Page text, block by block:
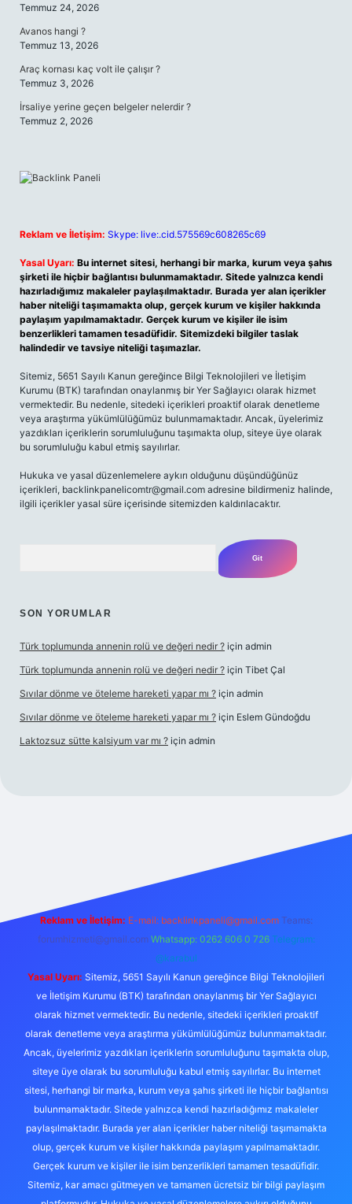
Temmuz 24, 2026
Avanos hangi ?
Temmuz 13, 2026
Araç kornası kaç volt ile çalışır ?
Temmuz 3, 2026
İrsaliye yerine geçen belgeler nelerdir ?
Temmuz 2, 2026
Reklam ve İletişim: Skype: live:.cid.575569c608265c69
Yasal Uyarı: Bu internet sitesi, herhangi bir marka, kurum veya şahıs
şirketi ile hiçbir bağlantısı bulunmamaktadır. Sitede yalnızca kendi
hazırladığımız makaleler paylaşılmaktadır. Burada yer alan içerikler
haber niteliği taşımamakta olup, gerçek kurum ve kişiler hakkında
paylaşım yapılmamaktadır. Gerçek kurum ve kişiler ile isim
benzerlikleri tamamen tesadüfidir. Sitemizdeki bilgiler taslak
halindedir ve tavsiye niteliği taşımazlar.
Sitemiz, 5651 Sayılı Kanun gereğince Bilgi Teknolojileri ve İletişim
Kurumu (BTK) tarafından onaylanmış bir Yer Sağlayıcı olarak hizmet
vermektedir. Bu nedenle, sitedeki içerikleri proaktif olarak denetleme
veya araştırma yükümlülüğümüz bulunmamaktadır. Ancak, üyelerimiz
yazdıkları içeriklerin sorumluluğunu taşımakta olup, siteye üye olarak
bu sorumluluğu kabul etmiş sayılırlar.
Hukuka ve yasal düzenlemelere aykırı olduğunu düşündüğünüz
içerikleri, backlinkpanelicomtr@gmail.com adresine bildirmeniz halinde,
ilgili içerikler yasal süre içerisinde sitemizden kaldırılacaktır.
SON YORUMLAR
Türk toplumunda annenin rolü ve değeri nedir ? için admin
Türk toplumunda annenin rolü ve değeri nedir ? için Tibet Çal
Sıvılar dönme ve öteleme hareketi yapar mı ? için admin
Sıvılar dönme ve öteleme hareketi yapar mı ? için Eslem Gündoğdu
Laktozsuz sütte kalsiyum var mı ? için admin
Reklam ve İletişim: E-mail: backlinkpaneli@gmail.com Teams:
forumhizmeti@gmail.com Whatsapp: 0262 606 0 726 Telegram:
@karabul
Yasal Uyarı: Sitemiz, 5651 Sayılı Kanun gereğince Bilgi Teknolojileri
ve İletişim Kurumu (BTK) tarafından onaylanmış bir Yer Sağlayıcı
olarak hizmet vermektedir. Bu nedenle, sitedeki içerikleri proaktif
olarak denetleme veya araştırma yükümlülüğümüz bulunmamaktadır.
Ancak, üyelerimiz yazdıkları içeriklerin sorumluluğunu taşımakta olup,
siteye üye olarak bu sorumluluğu kabul etmiş sayılırlar. Bu internet
sitesi, herhangi bir marka, kurum veya şahıs şirketi ile hiçbir bağlantısı
bulunmamaktadır. Sitede yalnızca kendi hazırladığımız makaleler
paylaşılmaktadır. Burada yer alan içerikler haber niteliği taşımamakta
olup, gerçek kurum ve kişiler hakkında paylaşım yapılmamaktadır.
Gerçek kurum ve kişiler ile isim benzerlikleri tamamen tesadüfidir.
Sitemiz, kar amacı gütmeyen ve tamamen ücretsiz bir bilgi paylaşım